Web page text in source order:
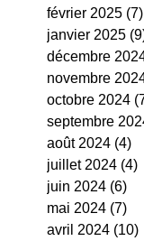
cestas fit ping
video
février 2025 (7)
janvier 2025
décembre
novembre
octobre 2024
septembre
août 2024 (4)
juillet 2024 (4)
juin 2024 (6)
mai 2024 (7)
avril 2024 (10)